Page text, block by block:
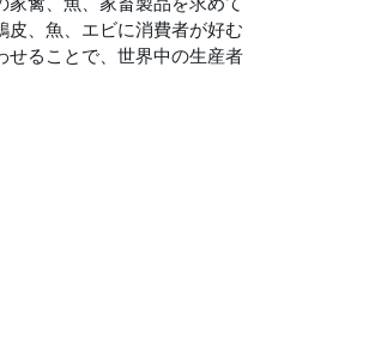
、魚、エビに消費者が好む
せることで、世界中の生産者